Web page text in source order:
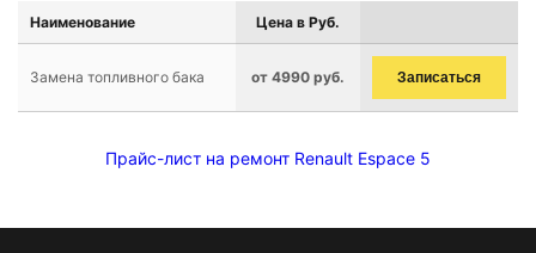
Наименование Цена в Руб.
Замена топливного бака от 4990 руб. Записаться
Прайс-лист на ремонт Renault Espace 5